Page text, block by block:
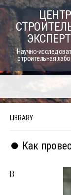
Skip
to
content
ЦЕНТР
Научно-
строительная
LIBRARY
⏺️ Как
В